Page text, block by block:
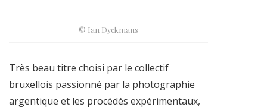
© Ian Dyckmans
Très beau titre choisi par le collectif
bruxellois passionné par la photographie
argentique et les procédés expérimentaux,